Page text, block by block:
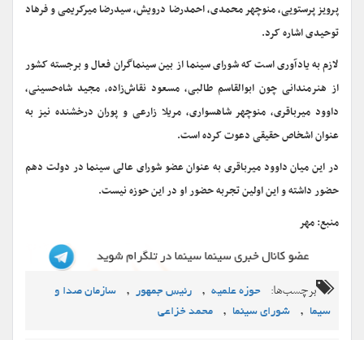
پرویز پرستویی، منوچهر محمدی، احمدرضا درویش، سیدرضا میرکریمی و فرهاد
توحیدی اشاره کرد.
لازم به یادآوری است که شورای سینما از بین سینماگران فعال و برجسته کشور
از هنرمندانی چون ابوالقاسم طالبی، مسعود نقاش‌زاده، مجید شاه‌حسینی،
داوود میرباقری، منوچهر شاهسواری، مریلا زارعی و پوران درخشنده نیز به
عنوان اشخاص حقیقی دعوت کرده است.
در این میان داوود میرباقری به عنوان عضو شورای عالی سینما در دولت دهم
حضور داشته و این اولین تجربه حضور او در این حوزه نیست.
منبع: مهر
برچسب‌ها: حوزه علمیه , رئیس جمهور ,
سازمان صدا و
سیما , شورای سینما , محمد خزاعی